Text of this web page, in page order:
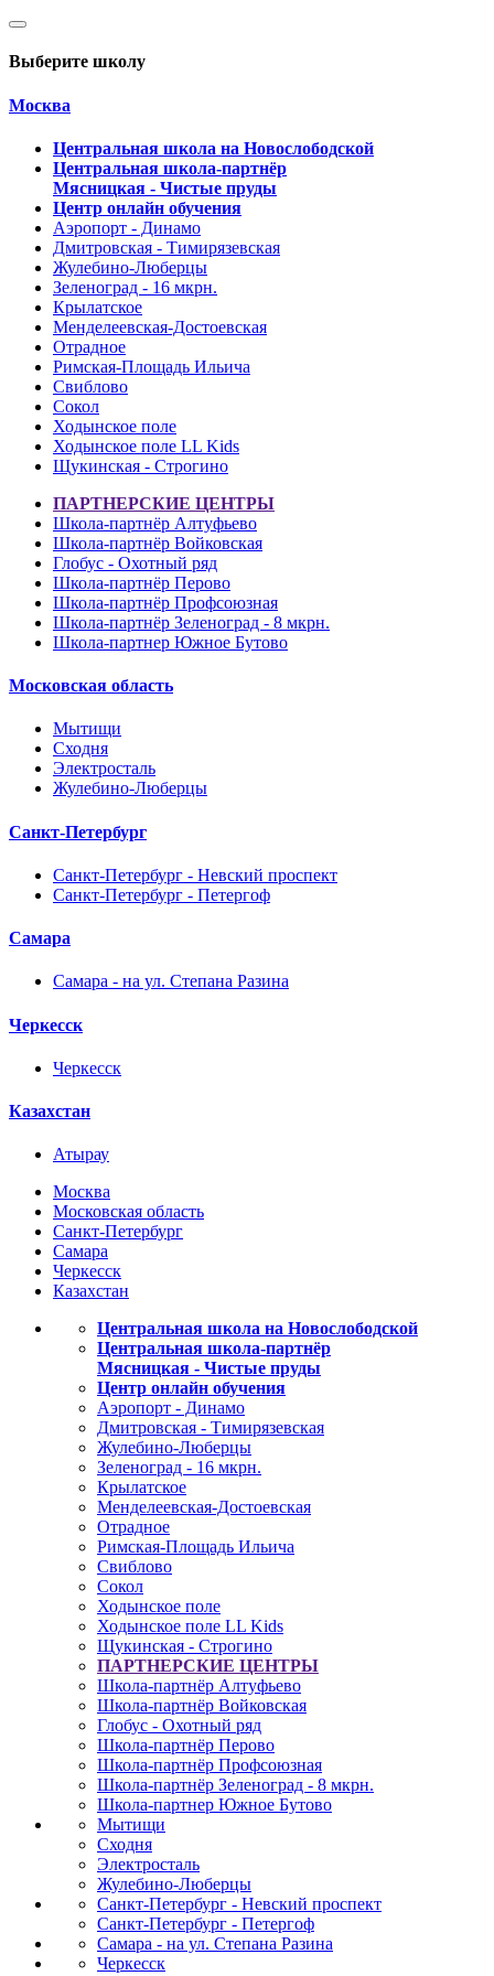
Выберите школу
Москва
Центральная школа на Новослободской
Центральная школа-партнёр
Мясницкая - Чистые пруды
Центр онлайн обучения
Аэропорт - Динамо
Дмитровская - Тимирязевская
Жулебино-Люберцы
Зеленоград - 16 мкрн.
Крылатское
Менделеевская-Достоевская
Отрадное
Римская-Площадь Ильича
Свиблово
Сокол
Ходынское поле
Ходынское поле LL Kids
Щукинская - Строгино
ПАРТНЕРСКИЕ ЦЕНТРЫ
Школа-партнёр Алтуфьево
Школа-партнёр Войковская
Глобус - Охотный ряд
Школа-партнёр Перово
Школа-партнёр Профсоюзная
Школа-партнёр Зеленоград - 8 мкрн.
Школа-партнер Южное Бутово
Московская область
Мытищи
Сходня
Электросталь
Жулебино-Люберцы
Санкт-Петербург
Санкт-Петербург - Невский проспект
Санкт-Петербург - Петергоф
Самара
Самара - на ул. Степана Разина
Черкесск
Черкесск
Казахстан
Атырау
Москва
Московская область
Санкт-Петербург
Самара
Черкесск
Казахстан
Центральная школа на Новослободской
Центральная школа-партнёр
Мясницкая - Чистые пруды
Центр онлайн обучения
Аэропорт - Динамо
Дмитровская - Тимирязевская
Жулебино-Люберцы
Зеленоград - 16 мкрн.
Крылатское
Менделеевская-Достоевская
Отрадное
Римская-Площадь Ильича
Свиблово
Сокол
Ходынское поле
Ходынское поле LL Kids
Щукинская - Строгино
ПАРТНЕРСКИЕ ЦЕНТРЫ
Школа-партнёр Алтуфьево
Школа-партнёр Войковская
Глобус - Охотный ряд
Школа-партнёр Перово
Школа-партнёр Профсоюзная
Школа-партнёр Зеленоград - 8 мкрн.
Школа-партнер Южное Бутово
Мытищи
Сходня
Электросталь
Жулебино-Люберцы
Санкт-Петербург - Невский проспект
Санкт-Петербург - Петергоф
Самара - на ул. Степана Разина
Черкесск